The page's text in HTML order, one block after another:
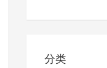
分类